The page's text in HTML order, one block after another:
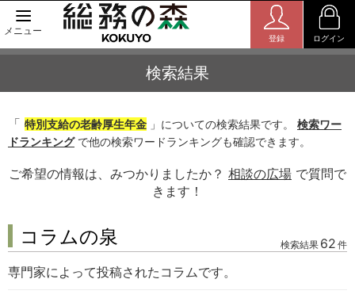
メニュー
登録 ログイン
検索結果
「 特別支給の老齢厚生年金 」についての検索結果です。 検索ワー
ドランキングで他の検索ワードランキングも確認できます。
ご希望の情報は、みつかりましたか？ 相談の広場 で質問で
きます！
コラムの泉 検索結果 62 件
専門家によって投稿されたコラムです。